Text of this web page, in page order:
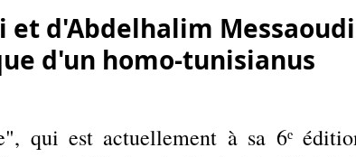
et d'Abdelhalim
d'un homo-tunisianus
qui est actuellement à sa 6ᵉ